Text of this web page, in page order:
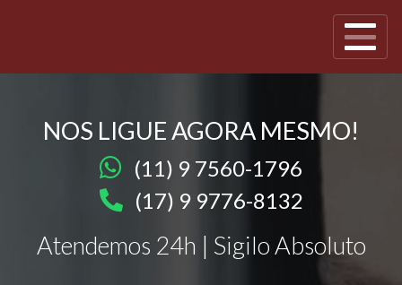
NOS LIGUE AGORA MESMO!
(11) 9 7560-1796
(17) 9 9776-8132
Atendemos 24h | Sigilo Absoluto